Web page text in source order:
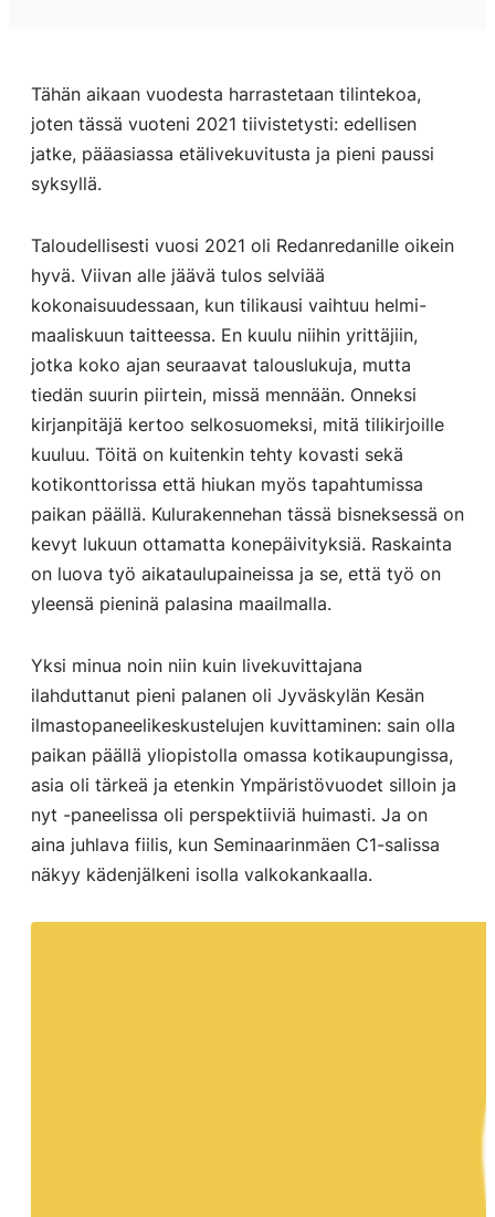
Tähän aikaan vuodesta harrastetaan tilintekoa,
joten tässä vuoteni 2021 tiivistetysti: edellisen
jatke, pääasiassa etälivekuvitusta ja pieni paussi
syksyllä.
Taloudellisesti vuosi 2021 oli Redanredanille oikein
hyvä. Viivan alle jäävä tulos selviää
kokonaisuudessaan, kun tilikausi vaihtuu helmi-
maaliskuun taitteessa. En kuulu niihin yrittäjiin,
jotka koko ajan seuraavat talouslukuja, mutta
tiedän suurin piirtein, missä mennään. Onneksi
kirjanpitäjä kertoo selkosuomeksi, mitä tilikirjoille
kuuluu. Töitä on kuitenkin tehty kovasti sekä
kotikonttorissa että hiukan myös tapahtumissa
paikan päällä. Kulurakennehan tässä bisneksessä on
kevyt lukuun ottamatta konepäivityksiä. Raskainta
on luova työ aikataulupaineissa ja se, että työ on
yleensä pieninä palasina maailmalla.
Yksi minua noin niin kuin livekuvittajana
ilahduttanut pieni palanen oli Jyväskylän Kesän
ilmastopaneelikeskustelujen kuvittaminen: sain olla
paikan päällä yliopistolla omassa kotikaupungissa,
asia oli tärkeä ja etenkin Ympäristövuodet silloin ja
nyt -paneelissa oli perspektiiviä huimasti. Ja on
aina juhlava fiilis, kun Seminaarinmäen C1-salissa
näkyy kädenjälkeni isolla valkokankaalla.